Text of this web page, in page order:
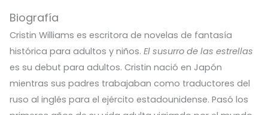
Biografía
Cristin Williams es escritora de novelas de fantasía
histórica para adultos y niños. El susurro de las estrellas
es su debut para adultos. Cristin nació en Japón
mientras sus padres trabajaban como traductores del
ruso al inglés para el ejército estadounidense. Pasó los